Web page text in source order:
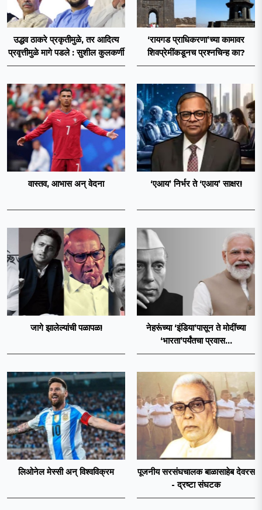
उद्धव ठाकरे प्रकृतीमुळे, तर आदित्य
प्रवृत्तीमुळे मागे पडले : सुशील कुलकर्णी
‘रायगड प्राधिकरणा’च्या कामावर
शिवप्रेमींकडूनच प्रश्नचिन्ह का?
वास्तव, आभास अन् वेदना ‘एआय’ निर्भर ते ‘एआय’ साक्षर!
जागे झालेल्यांची पळापळ!
नेहरूंच्या ‘इंडिया’पासून ते मोदींच्या
‘भारता’पर्यंतचा प्रवास...
लिओनेल मेस्सी अन् विश्वविक्रम
पूजनीय सरसंघचालक बाळासाहेब देवरस
- द्रष्टा संघटक